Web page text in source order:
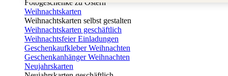
Fotogeschenke zu Ostern
Weihnachtskarten
Weihnachtskarten selbst gestalten
Weihnachtskarten geschäftlich
Weihnachtsfeier Einladungen
Geschenkaufkleber Weihnachten
Geschenkanhänger Weihnachten
Neujahrskarten